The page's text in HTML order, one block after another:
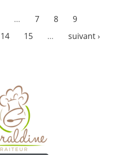
… 7 8
9
14 15 …
suivant ›